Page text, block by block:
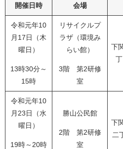
開催日時 会場
令和元年10
月17日（木
曜日）
13時30分～
15時
リサイクルプ
ラザ（環境み
らい館）
3階 第2研修
室
下
令和元年10
月23日（水
曜日）
19時～20時
勝山公民館
2階 第2研修
室
下
二